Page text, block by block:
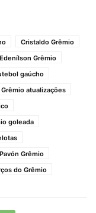
Cristaldo Grêmio
Edenílson Grêmio
gaúcho
Grêmio atualizações
goleada
Pavón Grêmio
do Grêmio